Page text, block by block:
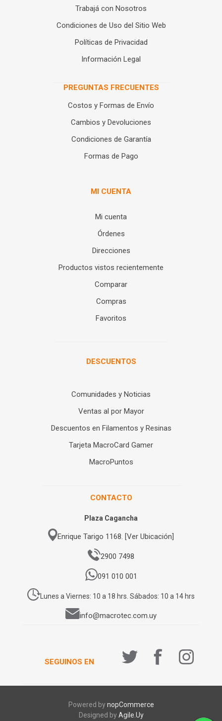
Trabajá con Nosotros
Condiciones de Uso del Sitio Web
Políticas de Privacidad
Información Legal
PREGUNTAS FRECUENTES
Costos y Formas de Envío
Cambios y Devoluciones
Condiciones de Garantía
Formas de Pago
MI CUENTA
Mi cuenta
Órdenes
Direcciones
Productos vistos recientemente
Comparar
Compras
Favoritos
DESCUENTOS
Comunidades y Noticias
Ventas al por Mayor
Descuentos en Filamentos y Resinas
Tarjeta MacroCard Gamer
MacroPuntos
CONTACTO
Plaza Cagancha
Enrique Tarigo 1168. [Ver Ubicación]
2900 7498
091 010 001
Lunes a Viernes: 10 a 18 hrs. Sábados: 10 a 14 hrs
info@macrotec.com.uy
SEGUINOS EN
Powered bynopCommerce
Designed byAgile.Uy